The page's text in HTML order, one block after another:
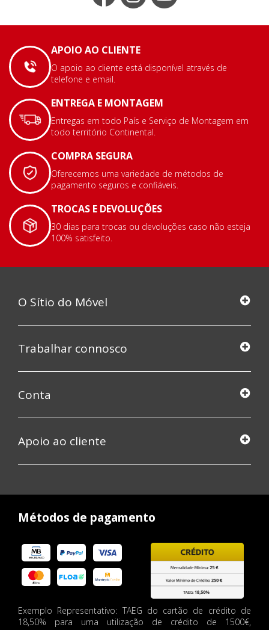
APOIO AO CLIENTE
O apoio ao cliente está disponível através de
telefone e email.
ENTREGA E MONTAGEM
Entregas em todo País e Serviço de Montagem em
todo território Continental.
COMPRA SEGURA
Oferecemos uma variedade de métodos de
pagamento seguros e confiáveis.
TROCAS E DEVOLUÇÕES
30 dias para trocas ou devoluções caso não esteja
100% satisfeito.
O Sítio do Móvel
Trabalhar connosco
Conta
Apoio ao cliente
Métodos de pagamento
Exemplo Representativo: TAEG do cartão de crédito de
18,50% para uma utilização de crédito de 1500€,